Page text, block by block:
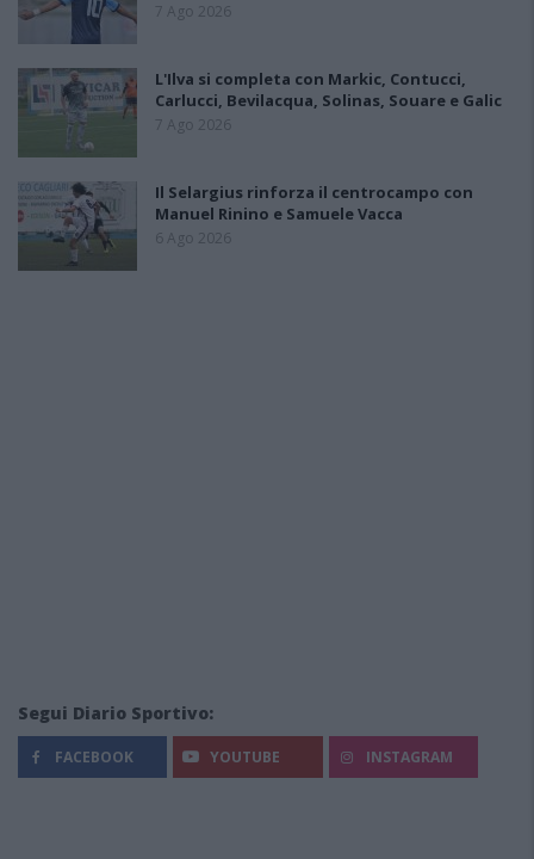
7 Ago 2026
L'Ilva si completa con Markic, Contucci,
Carlucci, Bevilacqua, Solinas, Souare e Galic
7 Ago 2026
Il Selargius rinforza il centrocampo con
Manuel Rinino e Samuele Vacca
6 Ago 2026
Segui Diario Sportivo:
FACEBOOK YOUTUBE INSTAGRAM